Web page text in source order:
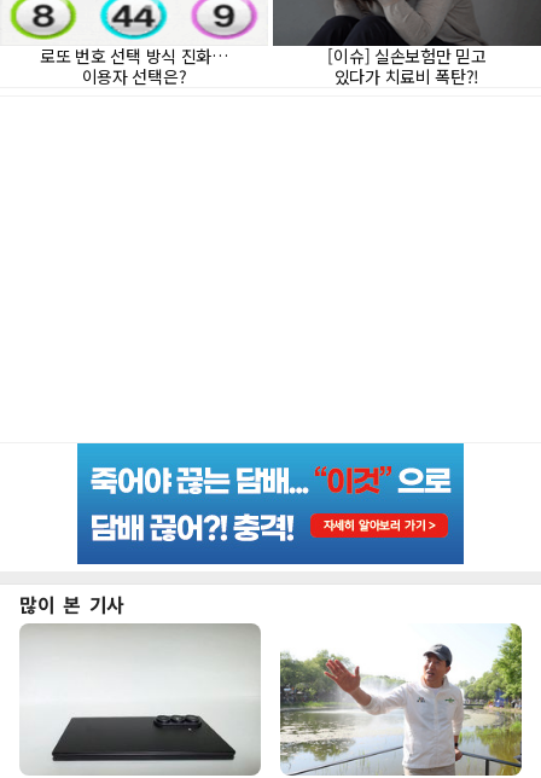
많이 본 기사